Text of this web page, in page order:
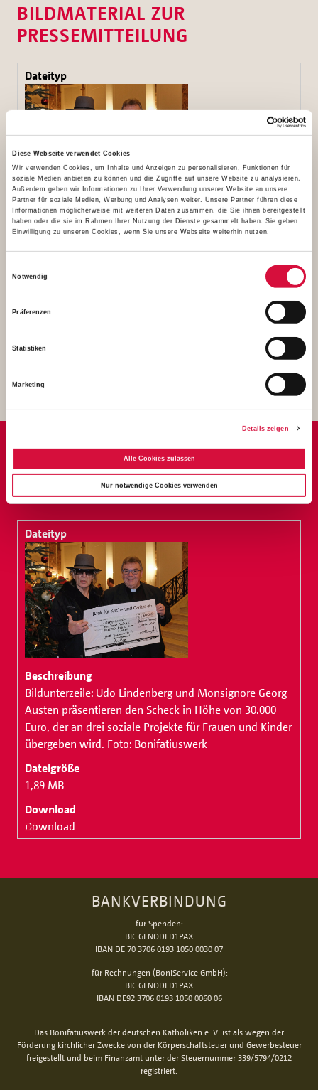
Diese Webseite verwendet Cookies
Wir verwenden Cookies, um Inhalte und Anzeigen zu personalisieren, Funktionen für
soziale Medien anbieten zu können und die Zugriffe auf unsere Website zu analysieren.
Außerdem geben wir Informationen zu Ihrer Verwendung unserer Website an unsere
Partner für soziale Medien, Werbung und Analysen weiter. Unsere Partner führen diese
Informationen möglicherweise mit weiteren Daten zusammen, die Sie ihnen bereitgestellt
haben oder die sie im Rahmen Ihrer Nutzung der Dienste gesammelt haben. Sie geben
Einwilligung zu unseren Cookies, wenn Sie unsere Webseite weiterhin nutzen.
Notwendig
Präferenzen
Statistiken
Marketing
Details zeigen
Alle Cookies zulassen
Nur notwendige Cookies verwenden
BILDMATERIAL ZUR
PRESSEMITTEILUNG
Bildunterzeile: Udo Lindenberg und Monsignore Georg
Austen präsentieren den Scheck in Höhe von 30.000
Euro, der an drei soziale Projekte für Frauen und Kinder
ANSPRECHPARTNER
PRESSEARBEIT
Bildunterzeile: Udo Lindenberg und Monsignore Georg
Austen präsentieren den Scheck in Höhe von 30.000
Euro, der an drei soziale Projekte für Frauen und Kinder
übergeben wird. Foto: Bonifatiuswerk
1,89 MB
Download
BANKVERBINDUNG
für Spenden:
BIC GENODED1PAX
IBAN DE 70 3706 0193 1050 0030 07
für Rechnungen (BoniService GmbH):
BIC GENODED1PAX
IBAN DE92 3706 0193 1050 0060 06
Das Bonifatiuswerk der deutschen Katholiken e. V. ist als wegen der
Förderung kirchlicher Zwecke von der Körperschaftsteuer und Gewerbesteuer
freigestellt und beim Finanzamt unter der Steuernummer 339/5794/0212
registriert.